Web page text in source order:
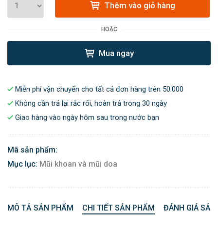
Thêm vào giỏ hàng
HOẶC
Mua ngay
Miễn phí vận chuyển cho tất cả đơn hàng trên 50.000
Không cần trả lại rắc rối, hoàn trả trong 30 ngày
Giao hàng vào ngày hôm sau trong nước bạn
Mã sản phẩm:
Mục lục: Mũi khoan và mũi doa
MÔ TẢ SẢN PHẨM CHI TIẾT SẢN PHẨM ĐÁNH GIÁ